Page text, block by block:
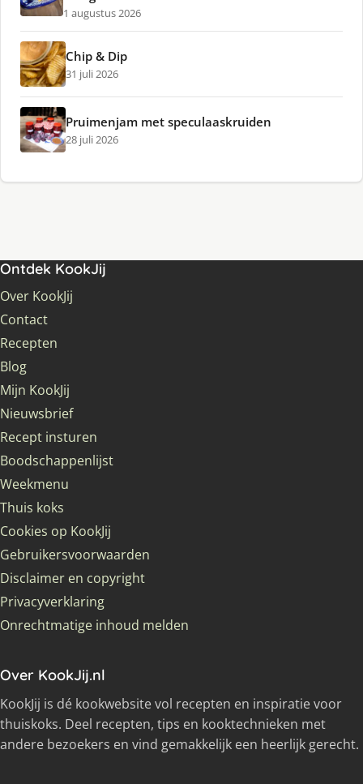
1 augustus 2026
Chip & Dip
31 juli 2026
Pruimenjam met speculaaskruiden
28 juli 2026
Ontdek KookJij
Over KookJij
Contact
Recepten
Blog
Mijn KookJij
Nieuwsbrief
Recept insturen
Boodschappenlijst
Weekmenu
Thuis koks
Cookies op KookJij
Gebruikersvoorwaarden
Disclaimer en copyright
Privacyverklaring
Onrechtmatige inhoud melden
Over KookJij.nl
KookJij is dé kookwebsite vol recepten en inspiratie voor
thuiskoks. Deel recepten, tips en kooktechnieken met
andere bezoekers en vind gemakkelijk een heerlijk gerecht.